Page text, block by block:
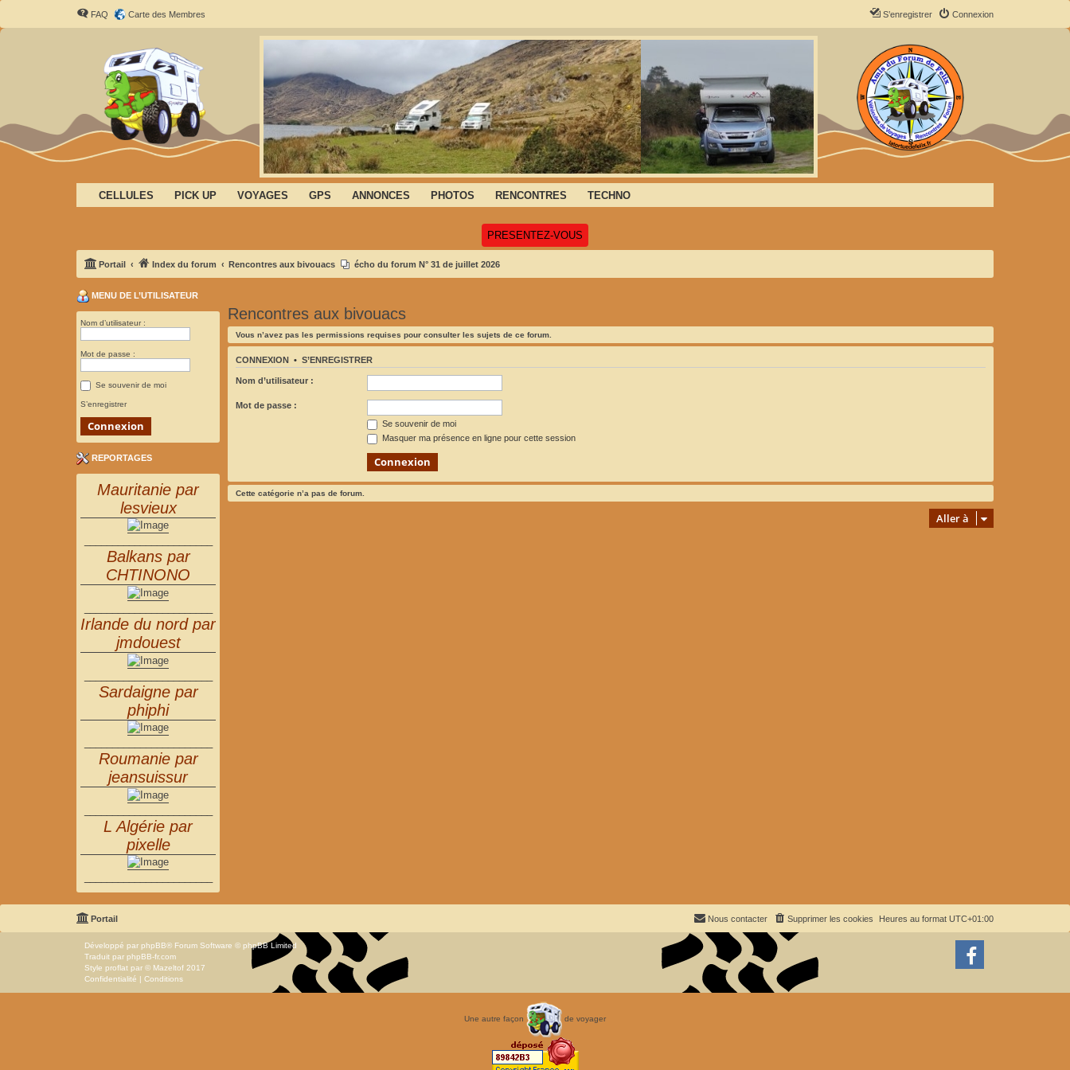
FAQ Carte des Membres Connexion
S’enregistrer
CELLULES PICK UP VOYAGES GPS ANNONCES PHOTOS RENCONTRES TECHNO
PRESENTEZ-VOUS
Portail Index du forum Rencontres aux bivouacs écho du forum N° 31 de juillet 2026
Rencontres aux bivouacs
Vous n’avez pas les permissions requises pour consulter les sujets de ce forum.
CONNEXION • S’ENREGISTRER
Nom d’utilisateur :
Mot de passe :
Se souvenir de moi
Masquer ma présence en ligne pour cette session
Cette catégorie n’a pas de forum.
Aller à
MENU DE L’UTILISATEUR
Nom d’utilisateur :
Mot de passe :
Se souvenir de moi
S’enregistrer
REPORTAGES
Mauritanie par
lesvieux
Balkans par
CHTINONO
Irlande du nord par
jmdouest
Sardaigne par
phiphi
Roumanie par
jeansuissur
L Algérie par
pixelle
Portail Heures au format UTC+01:00
Supprimer les cookies
Nous contacter
Développé par phpBB® Forum Software © phpBB Limited
Traduit par phpBB-fr.com
Style proflat par © Mazeltof 2017
Confidentialité | Conditions
Une autre façon de voyager